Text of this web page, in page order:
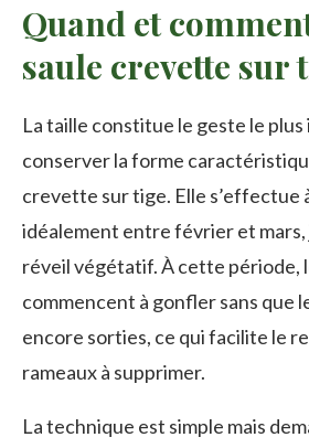
Quand et
saule crevette sur
La taille constitue le geste le
conserver la forme
crevette sur tige. Elle s’effectue
idéalement entre février et mars,
réveil végétatif. À cette période,
commencent à gonfler sans que
encore sorties, ce qui facilite le
rameaux à supprimer.
La technique est simple mais